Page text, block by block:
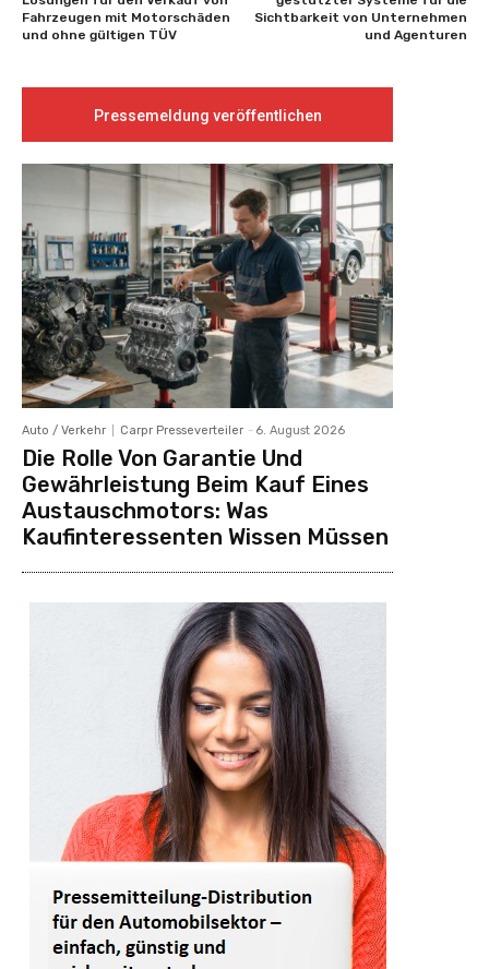
Fahrzeugen mit Motorschäden
und ohne gültigen TÜV
Sichtbarkeit von Unternehmen
und Agenturen
Pressemeldung veröffentlichen
Auto / Verkehr Carpr Presseverteiler - 6. August 2026
Die Rolle Von Garantie Und
Gewährleistung Beim Kauf Eines
Austauschmotors: Was
Kaufinteressenten Wissen Müssen